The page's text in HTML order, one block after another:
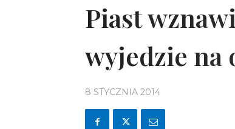
Piast
wyjedzie na
8 STYCZNIA 2014